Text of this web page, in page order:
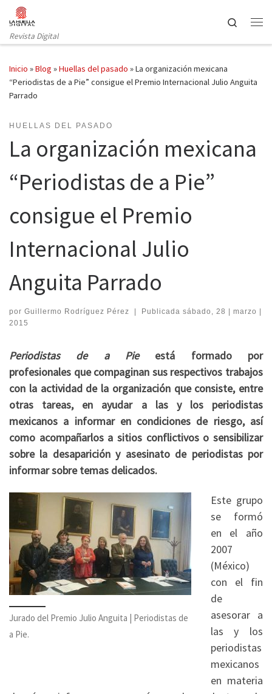
Saltar al contenido
Revista Digital
Search
Inicio »Blog »Huellas del pasado »La organización mexicana
“Periodistas de a Pie” consigue el Premio Internacional Julio Anguita
Parrado
HUELLAS DEL PASADO
La organización mexicana
“Periodistas de a Pie”
consigue el Premio
Internacional Julio
Anguita Parrado
por Guillermo Rodríguez Pérez | Publicada sábado, 28 | marzo |
2015
Periodistas de a Pieestá formado por
profesionales que compaginan sus respectivos trabajos
con la actividad de la organización que consiste, entre
otras tareas, en ayudar a las y los periodistas
mexicanos a informar en condiciones de riesgo, así
como acompañarlos a sitios conflictivos o sensibilizar
sobre la desaparición y asesinato de periodistas por
informar sobre temas delicados.
Jurado del Premio Julio Anguita | Periodistas de
a Pie.
Este grupo
se formó
en el año
2007
(México)
con el fin
de
asesorar a
las y los
periodistas
mexicanos
en materia